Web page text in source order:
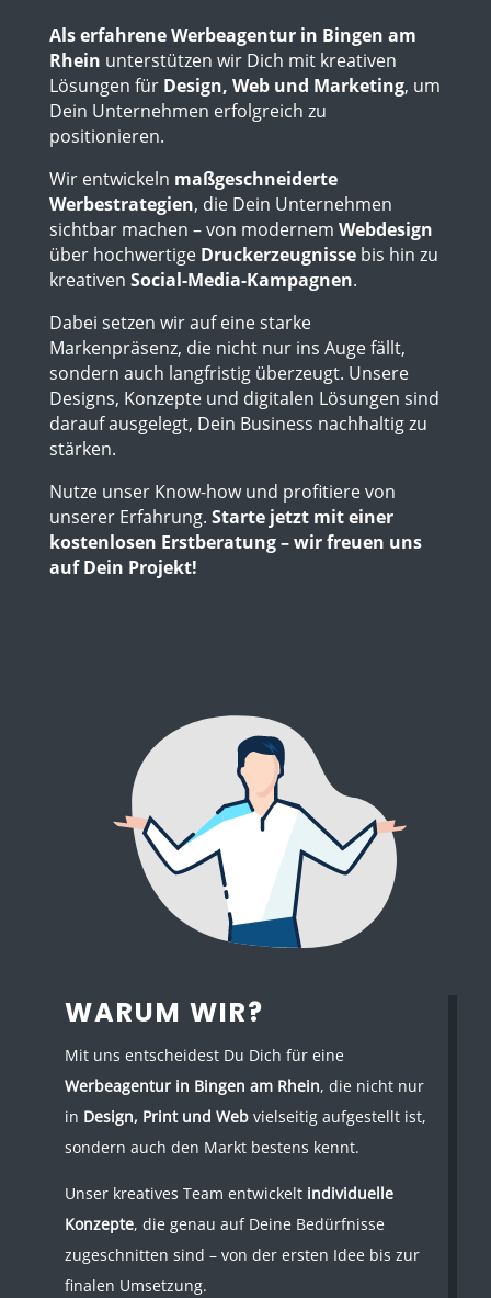
Als erfahreneWerbeagentur in Bingen am
Rhein unterstützen wir Dich mit kreativen
Lösungen für Design, Web und Marketing, um
Dein Unternehmen erfolgreich zu
positionieren.
Wir entwickeln maßgeschneiderte
Werbestrategien, die Dein Unternehmen
sichtbar machen – von modernem Webdesign
über hochwertige Druckerzeugnissebis hin zu
kreativen Social-Media-Kampagnen.
Dabei setzen wir auf eine starke
Markenpräsenz, die nicht nur ins Auge fällt,
sondern auch langfristig überzeugt. Unsere
Designs, Konzepte und digitalen Lösungen sind
darauf ausgelegt, Dein Business nachhaltig zu
stärken.
Nutze unser Know-how und profitiere von
unserer Erfahrung. Starte jetzt mit einer
kostenlosen Erstberatung – wir freuen uns
auf Dein Projekt!
WARUM WIR?
Mit uns entscheidest Du Dich für eine
Werbeagentur in Bingen am Rhein, die nicht nur
in Design, Print und Webvielseitig aufgestellt ist,
sondern auch den Markt bestens kennt.
Unser kreatives Team entwickelt individuelle
Konzepte, die genau auf Deine Bedürfnisse
zugeschnitten sind – von der ersten Idee bis zur
finalen Umsetzung.